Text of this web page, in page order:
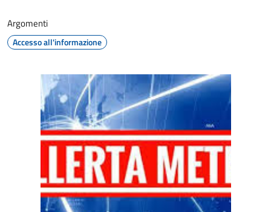
Argomenti
Accesso all'informazione